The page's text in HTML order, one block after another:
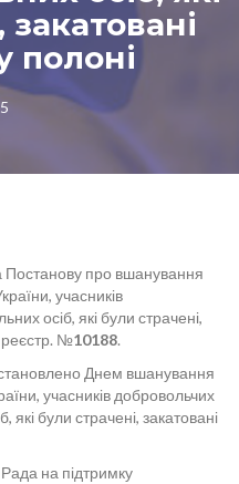
полоні
про вшанування
учасників
осіб, які були страчені,
реєстр. №10188.
Днем вшанування
учасників добровольчих
були страчені, закатовані
на підтримку